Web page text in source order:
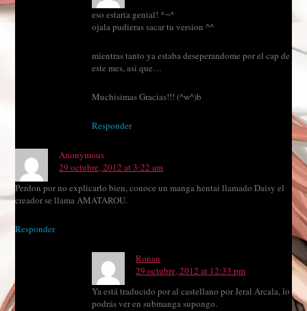
eso estaria genial! *¬*
ojala pudieras sacar tu version ^^
mientras tanto ya estaba deseperandome por el cap de
este mes, asi que…
Muchisimas Gracias!!! (^w^)b
Responder
Anonymous
29 octubre, 2012 at 3:22 am
Perdon por no explicarlo bien, conoce un manga hentai llamado Daisy el
creador se llama AMATAROU.
Responder
Ronan
29 octubre, 2012 at 12:33 pm
Ya está traducido por al castellano por Jeral Arcala, lo
podrás ver en submanga supongo.